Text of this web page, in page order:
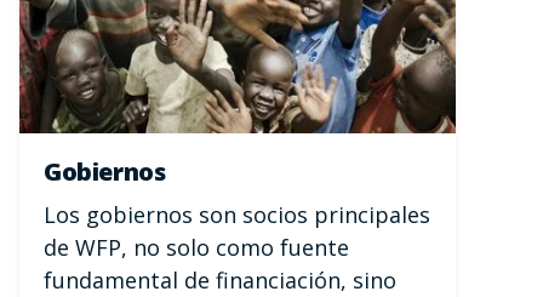
Gobiernos
Los gobiernos son socios principales
de WFP, no solo como fuente
fundamental de financiación, sino